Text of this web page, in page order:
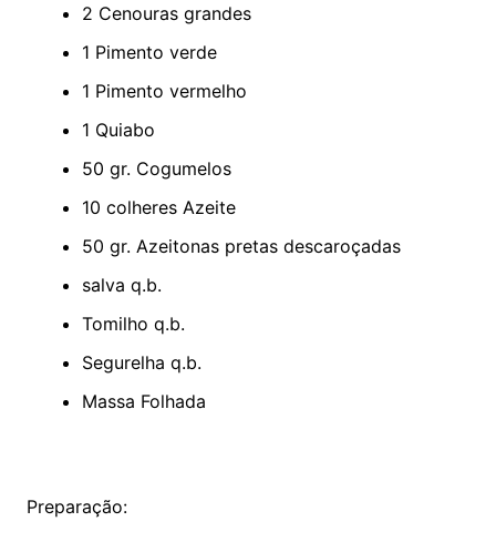
2 Cenouras grandes
1 Pimento verde
1 Pimento vermelho
1 Quiabo
50 gr. Cogumelos
10 colheres Azeite
50 gr. Azeitonas pretas descaroçadas
salva q.b.
Tomilho q.b.
Segurelha q.b.
Massa Folhada
Preparação: